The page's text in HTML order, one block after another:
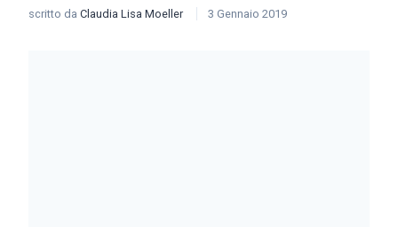
scritto da Claudia Lisa Moeller 3 Gennaio 2019